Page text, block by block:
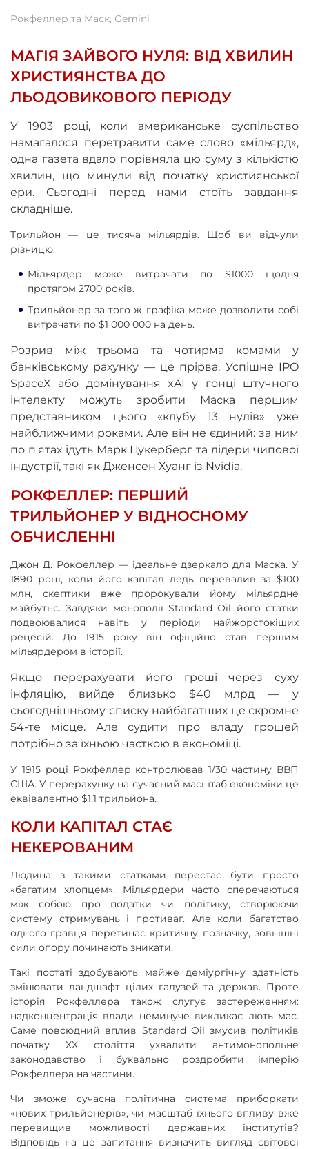
Рокфеллер та Маск, Gemini
МАГІЯ ЗАЙВОГО НУЛЯ: ВІД ХВИЛИН
ХРИСТИЯНСТВА ДО
ЛЬОДОВИКОВОГО ПЕРІОДУ
У 1903 році, коли американське суспільство
намагалося перетравити саме слово «мільярд»,
одна газета вдало порівняла цю суму з кількістю
хвилин, що минули від початку християнської
ери. Сьогодні перед нами стоїть завдання
складніше.
Трильйон — це тисяча мільярдів. Щоб ви відчули
різницю:
Мільярдер може витрачати по $1000 щодня
протягом 2700 років.
Трильйонер за того ж графіка може дозволити собі
витрачати по $1 000 000 на день.
Розрив між трьома та чотирма комами у
банківському рахунку — це прірва. Успішне IPO
SpaceX або домінування xAI у гонці штучного
інтелекту можуть зробити Маска першим
представником цього «клубу 13 нулів» уже
найближчими роками. Але він не єдиний: за ним
по п'ятах ідуть Марк Цукерберг та лідери чипової
індустрії, такі як Дженсен Хуанг із Nvidia.
РОКФЕЛЛЕР: ПЕРШИЙ
ТРИЛЬЙОНЕР У ВІДНОСНОМУ
ОБЧИСЛЕННІ
Джон Д. Рокфеллер — ідеальне дзеркало для Маска. У
1890 році, коли його капітал ледь перевалив за $100
млн, скептики вже пророкували йому мільярдне
майбутнє. Завдяки монополії Standard Oil його статки
подвоювалися навіть у періоди найжорстокіших
рецесій. До 1915 року він офіційно став першим
мільярдером в історії.
Якщо перерахувати його гроші через суху
інфляцію, вийде близько $40 млрд — у
сьогоднішньому списку найбагатших це скромне
54-те місце. Але судити про владу грошей
потрібно за їхньою часткою в економіці.
У 1915 році Рокфеллер контролював 1/30 частину ВВП
США. У перерахунку на сучасний масштаб економіки це
еквівалентно $1,1 трильйона.
КОЛИ КАПІТАЛ СТАЄ
НЕКЕРОВАНИМ
Людина з такими статками перестає бути просто
«багатим хлопцем». Мільярдери часто сперечаються
між собою про податки чи політику, створюючи
систему стримувань і противаг. Але коли багатство
одного гравця перетинає критичну позначку, зовнішні
сили опору починають зникати.
Такі постаті здобувають майже деміургічну здатність
змінювати ландшафт цілих галузей та держав. Проте
історія Рокфеллера також слугує застереженням:
надконцентрація влади неминуче викликає лють мас.
Саме повсюдний вплив Standard Oil змусив політиків
початку XX століття ухвалити антимонопольне
законодавство і буквально роздробити імперію
Рокфеллера на частини.
Чи зможе сучасна політична система приборкати
«нових трильйонерів», чи масштаб їхнього впливу вже
перевищив можливості державних інститутів?
Відповідь на це запитання визначить вигляд світової